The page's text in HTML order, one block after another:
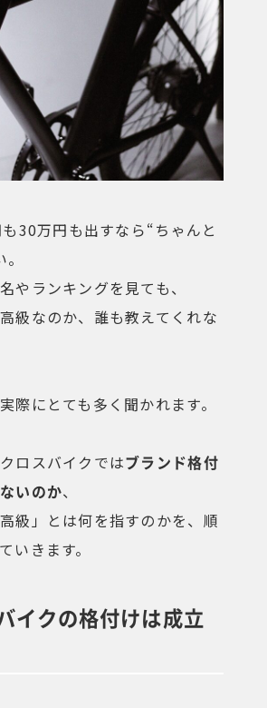
も30万円も出すなら“ちゃんと
やランキングを見ても、
級なのか、誰も教えてくれな
際にとても多く聞かれます。
ロスバイクではブランド格付
いのか、
級」とは何を指すのかを、順
いきます。
イクの格付けは成立